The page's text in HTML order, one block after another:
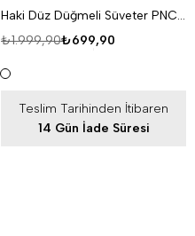
Haki Düz Düğmeli Süveter PNC 9067
₺699,90
₺1.999,90
Teslim Tarihinden İtibaren
14 Gün İade Süresi